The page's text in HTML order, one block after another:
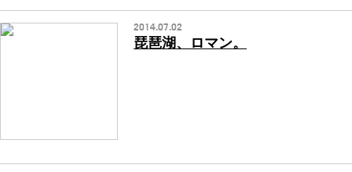
2014.07.02
琵琶湖、ロマン。